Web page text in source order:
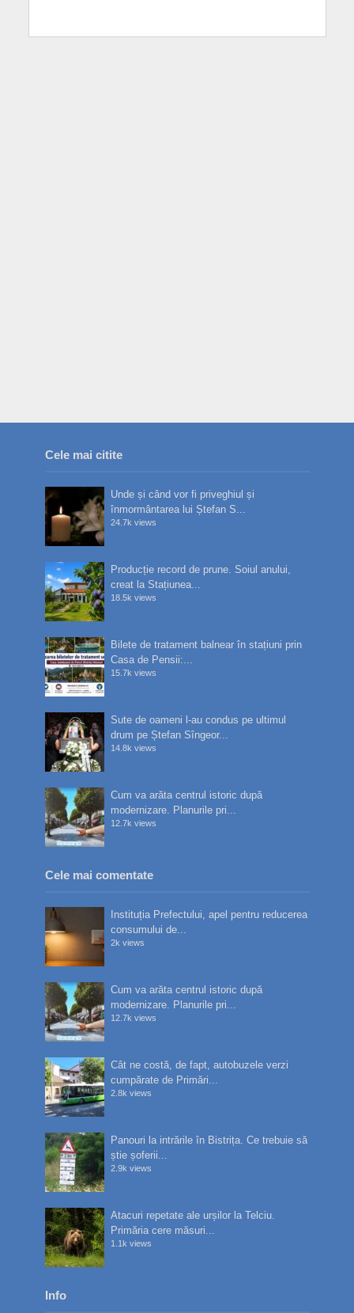
Cele mai citite
Unde și când vor fi priveghiul și
înmormântarea lui Ștefan S...
24.7k views
Producție record de prune. Soiul anului,
creat la Stațiunea...
18.5k views
Bilete de tratament balnear în stațiuni prin
Casa de Pensii:...
15.7k views
Sute de oameni l-au condus pe ultimul
drum pe Ștefan Sîngeor...
14.8k views
Cum va arăta centrul istoric după
modernizare. Planurile pri...
12.7k views
Cele mai comentate
Instituția Prefectului, apel pentru reducerea
consumului de...
2k views
Cum va arăta centrul istoric după
modernizare. Planurile pri...
12.7k views
Cât ne costă, de fapt, autobuzele verzi
cumpărate de Primări...
2.8k views
Panouri la intrările în Bistrița. Ce trebuie să
știe șoferii...
2.9k views
Atacuri repetate ale urșilor la Telciu.
Primăria cere măsuri...
1.1k views
Info